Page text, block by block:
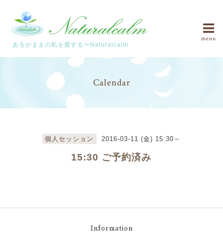
あるがままの私を愛する〜Naturalcalm
menu
Calendar
個人セッション 2016-03-11 (金) 15:30～
15:30 ご予約済み
Information